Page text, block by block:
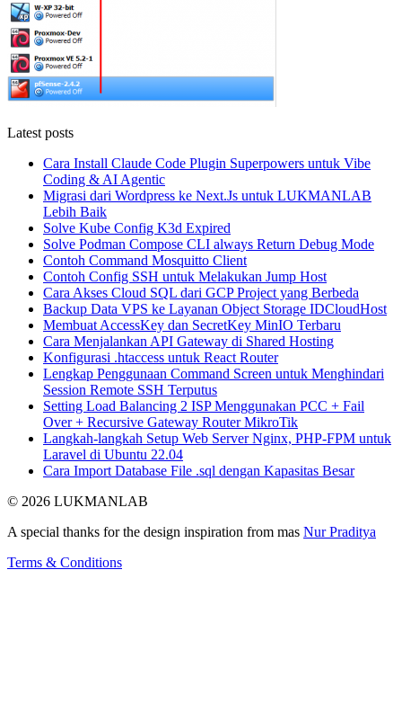
Latest posts
Cara Install Claude Code Plugin Superpowers untuk Vibe
Coding & AI Agentic
Migrasi dari Wordpress ke Next.Js untuk LUKMANLAB
Lebih Baik
Solve Kube Config K3d Expired
Solve Podman Compose CLI always Return Debug Mode
Contoh Command Mosquitto Client
Contoh Config SSH untuk Melakukan Jump Host
Cara Akses Cloud SQL dari GCP Project yang Berbeda
Backup Data VPS ke Layanan Object Storage IDCloudHost
Membuat AccessKey dan SecretKey MinIO Terbaru
Cara Menjalankan API Gateway di Shared Hosting
Konfigurasi .htaccess untuk React Router
Lengkap Penggunaan Command Screen untuk Menghindari
Session Remote SSH Terputus
Setting Load Balancing 2 ISP Menggunakan PCC + Fail
Over + Recursive Gateway Router MikroTik
Langkah-langkah Setup Web Server Nginx, PHP-FPM untuk
Laravel di Ubuntu 22.04
Cara Import Database File .sql dengan Kapasitas Besar
© 2026 LUKMANLAB
A special thanks for the design inspiration from mas Nur Praditya
Terms & Conditions